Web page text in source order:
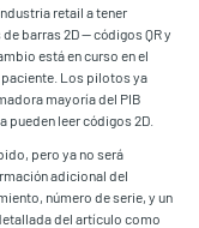
retail a tener
barras 2D — códigos QR y
está en curso en el
paciente. Los pilotos ya
mayoría del PIB
pueden leer códigos 2D.
pero ya no será
adicional del
número de serie, y un
del artículo como